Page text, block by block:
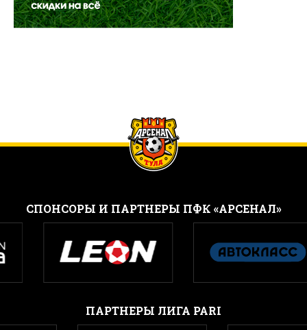
CПОНСОРЫ И ПАРТНЕРЫ ПФК «АРСЕНАЛ»
ПАРТНЕРЫ ЛИГА PARI